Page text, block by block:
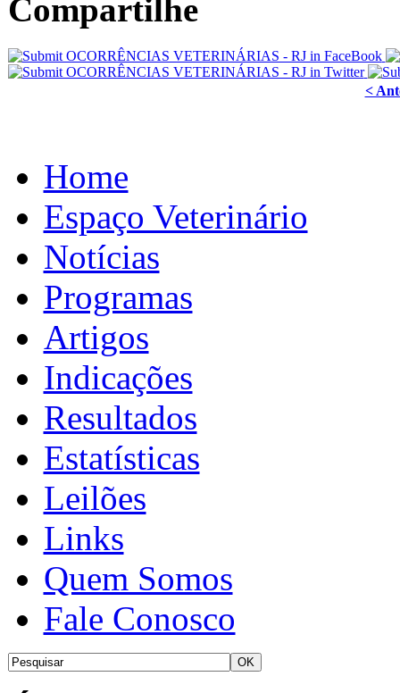
Compartilhe
<
Home
Espaço Veterinário
Notícias
Programas
Artigos
Indicações
Resultados
Estatísticas
Leilões
Links
Quem Somos
Fale Conosco